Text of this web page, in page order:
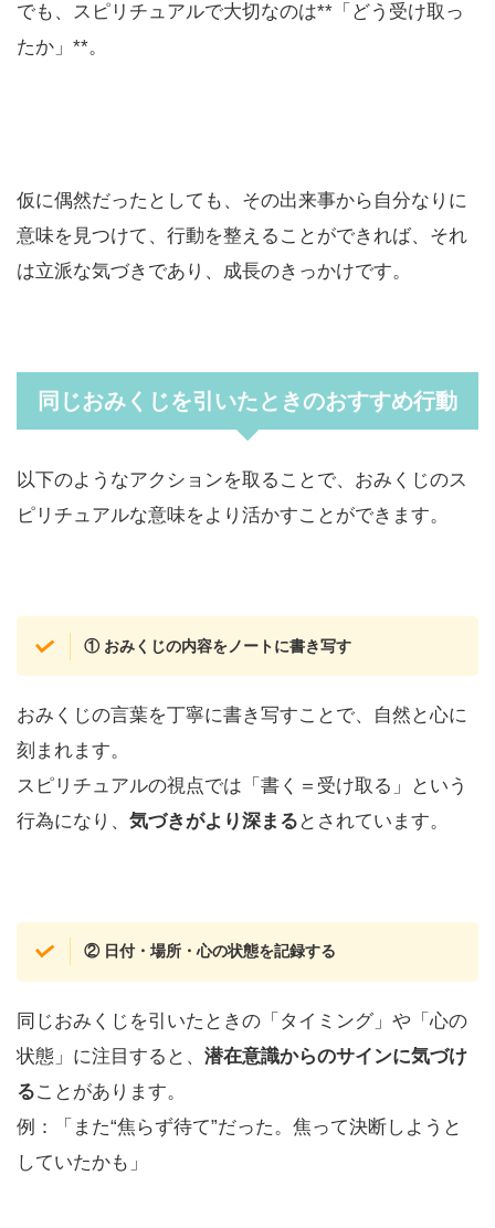
でも、スピリチュアルで大切なのは**「どう受け取っ
たか」**。
仮に偶然だったとしても、その出来事から自分なりに
意味を見つけて、行動を整えることができれば、それ
は立派な気づきであり、成長のきっかけです。
同じおみくじを引いたときのおすすめ行動
以下のようなアクションを取ることで、おみくじのス
ピリチュアルな意味をより活かすことができます。
① おみくじの内容をノートに書き写す
おみくじの言葉を丁寧に書き写すことで、自然と心に
刻まれます。
スピリチュアルの視点では「書く＝受け取る」という
行為になり、 気づきがより深まる とされています。
② 日付・場所・心の状態を記録する
同じおみくじを引いたときの「タイミング」や「心の
状態」に注目すると、 潜在意識からのサインに気づけ
ることがあります。
例：「また“焦らず待て”だった。焦って決断しようと
していたかも」